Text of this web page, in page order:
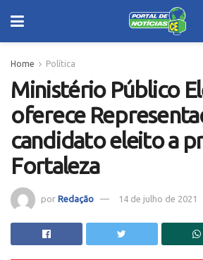
Home Política
Ministério Público
oferece
candidato eleito a
Fortaleza
por Redação 14 de julho de 2021